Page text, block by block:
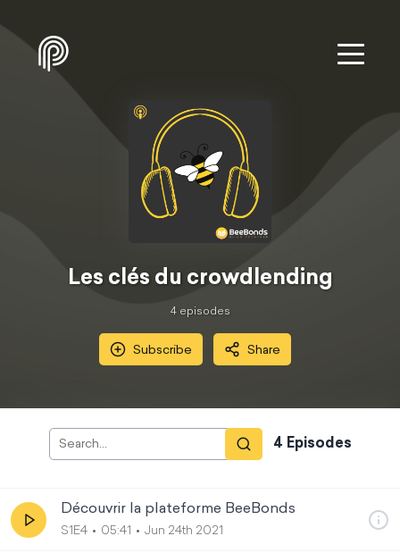
Les clés du crowdlending
4episodes
Subscribe Share
4 Episodes
Découvrir la plateforme BeeBonds
S1E4 05:41 Jun 24th 2021